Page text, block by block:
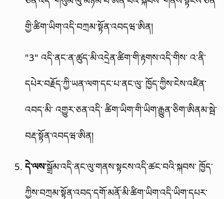
གྱི་ཚིག་ཡིག་འདི་བཀྲམ་སྟོན་འབདཝ་ཨིན།
"3" འདི་ནང་ན་ཚུད་མི་འདྲེན་ཚིག་གི་རྟགས་འདི་གིས་ འ་ནི་
དཔེར་བརྗོད་ཀྱི་ཡན་ལག་དང་པ་ནང་ལུ་ ཁྱོད་ཀྱིས་ངེས་འཛིན་
འབད་མི་ འགྱུར་ཅན་འདི་ ཚིག་ཡིག་གི་ཡིག་རྒྱུན་ཅིག་ཨིནམ་སྦེ་
བརྡ་སྟོན་འབདཝ་ཨིན།
དེ་ལས་སྒྲོམ་འདི་ནང་ལུ་གནས་སྟངས་འདི་ཚང་བའི་སྐབས་ ཁྱོད་
ཀྱིས་བཀྲམ་སྟོན་འབད་དགོ་མནོ་མི་ཚིག་ཡིག་འདི་ཡིག་དཔར་